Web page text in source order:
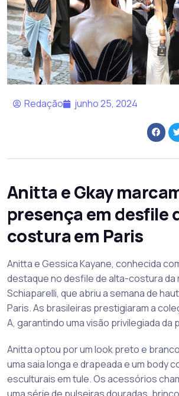
Redação junho 25, 2024
Anitta e Gkay
presença em desfile
costura em Paris
Anitta e Gessica Kayane, conhecida
destaque no desfile de alta-costura da
Schiaparelli, que abriu a semana de
Paris. As brasileiras prestigiaram a
A, garantindo uma visão privilegiada da
Anitta optou por um look preto e
uma saia longa e drapeada e um body
esculturais em tule. Os acessórios